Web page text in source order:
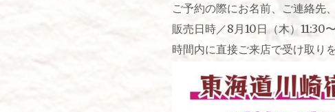
ご予約の際にお名前、ご連絡先
販売日時／8月10日（木）11:30
時間内に直接ご来店で受け取り